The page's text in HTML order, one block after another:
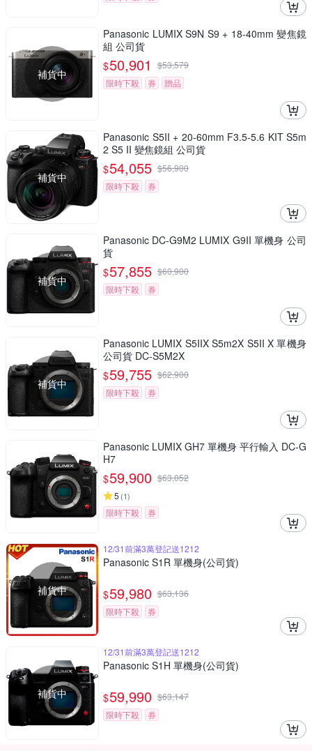
補貨中
Panasonic LUMIX S9N S9 + 18-40mm 變焦鏡
組 公司貨
$50,901 $53,579
限時下殺
券 贈品
補貨中
Panasonic S5II + 20-60mm F3.5-5.6 KIT S5m
2 S5 II 變焦鏡組 公司貨
$54,055 $56,900
限時下殺
券
補貨中
Panasonic DC-G9M2 LUMIX G9II 單機身 公司
貨
$57,855 $60,900
限時下殺
券
補貨中
Panasonic LUMIX S5IIX S5m2X S5II X 單機身
公司貨 DC-S5M2X
$59,755 $62,900
限時下殺
券
Panasonic LUMIX GH7 單機身 平行輸入 DC-G
H7
$59,900 $63,052
5 (1)
限時下殺 券
補貨中
12/31前滿3萬登記送1212
Panasonic S1R 單機身(公司貨)
$59,980 $63,136
限時下殺
券
補貨中
12/31前滿3萬登記送1212
Panasonic S1H 單機身(公司貨)
$59,990 $63,147
限時下殺
券